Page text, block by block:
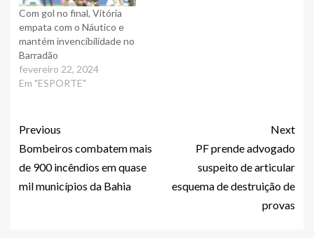
Com gol no final, Vitória
empata com o Náutico e
mantém invencibilidade no
Barradão
fevereiro 22, 2024
Em "ESPORTE"
Previous
Bombeiros combatem mais
de 900 incêndios em quase
mil municípios da Bahia
Next
PF prende advogado
suspeito de articular
esquema de destruição de
provas